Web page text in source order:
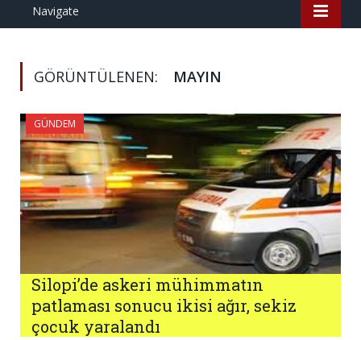
Navigate
GÖRÜNTÜLENEN: MAYIN
GÜNDEM
Silopi’de askeri mühimmatın
patlaması sonucu ikisi ağır, sekiz
çocuk yaralandı